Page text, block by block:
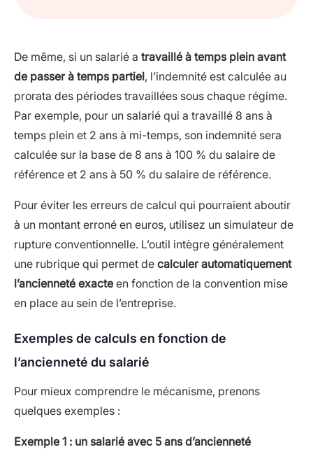
De même, si un salarié a travaillé à temps plein avant
de passer à temps partiel, l’indemnité est calculée au
prorata des périodes travaillées sous chaque régime.
Par exemple, pour un salarié qui a travaillé 8 ans à
temps plein et 2 ans à mi-temps, son indemnité sera
calculée sur la base de 8 ans à 100 % du salaire de
référence et 2 ans à 50 % du salaire de référence.
Pour éviter les erreurs de calcul qui pourraient aboutir
à un montant erroné en euros, utilisez un simulateur de
rupture conventionnelle. L’outil intègre généralement
une rubrique qui permet de calculer automatiquement
l’ancienneté exacte en fonction de la convention mise
en place au sein de l’entreprise.
Exemples de calculs en fonction de
l’ancienneté du salarié
Pour mieux comprendre le mécanisme, prenons
quelques exemples :
Exemple 1 : un salarié avec 5 ans d’ancienneté